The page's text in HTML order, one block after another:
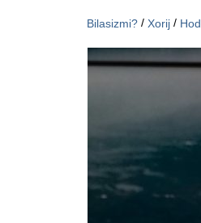
Bilasizmi? /Xorij /